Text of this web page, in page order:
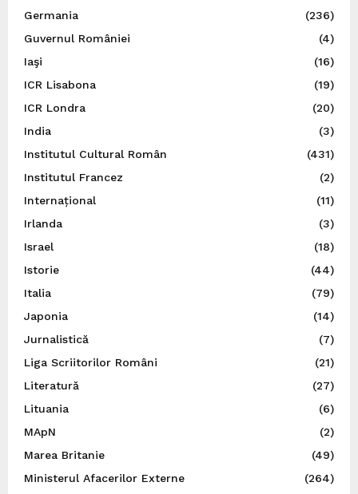
Germania
(236)
Guvernul României
(4)
Iaşi
(16)
ICR Lisabona
(19)
ICR Londra
(20)
India
(3)
Institutul Cultural Român
(431)
Institutul Francez
(2)
Internațional
(11)
Irlanda
(3)
Israel
(18)
Istorie
(44)
Italia
(79)
Japonia
(14)
Jurnalistică
(7)
Liga Scriitorilor Români
(21)
Literatură
(27)
Lituania
(6)
MApN
(2)
Marea Britanie
(49)
Ministerul Afacerilor Externe
(264)